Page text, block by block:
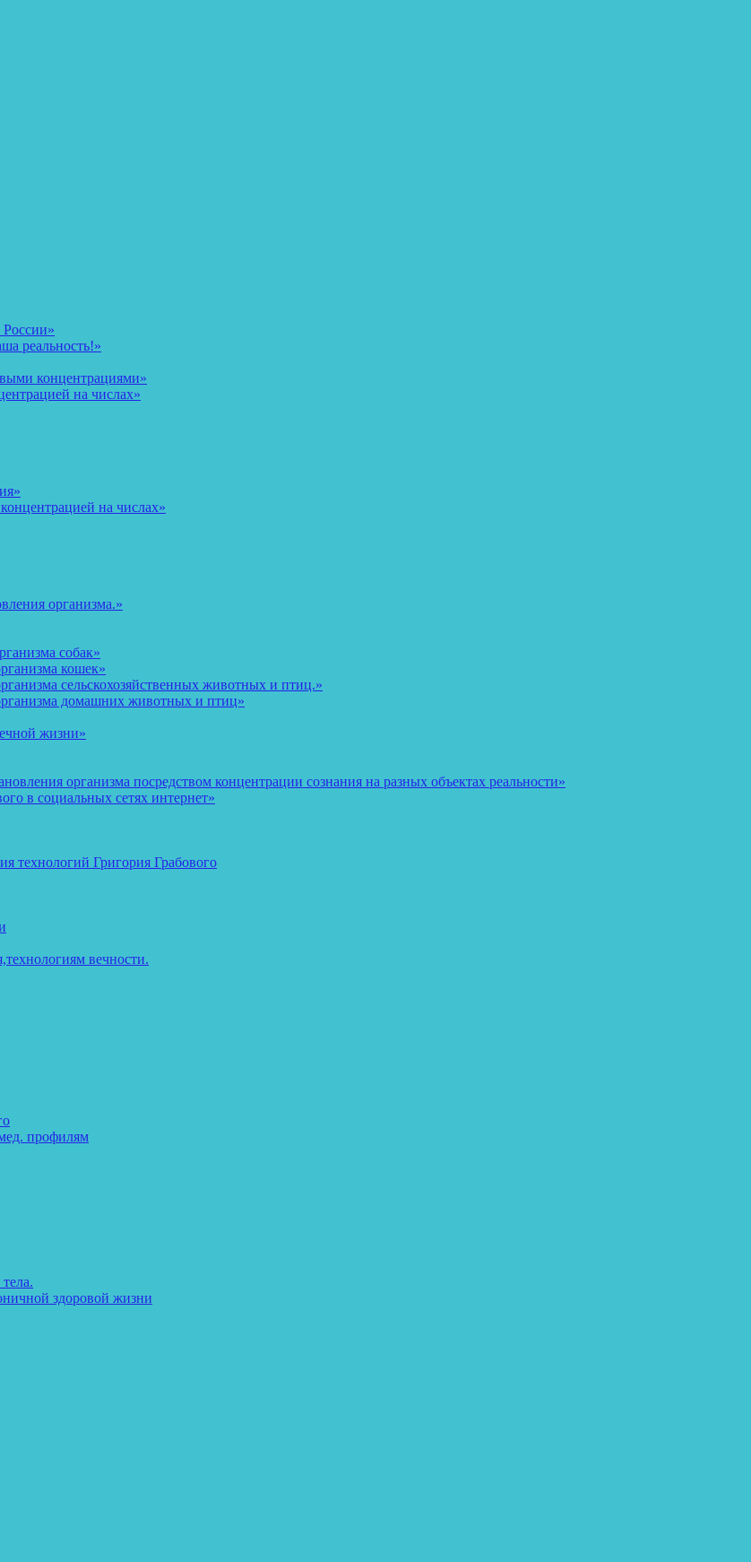
реальность!»
концентрациями»
на числах»
на числах»
организма.»
собак»
кошек»
сельскохозяйственных животных и птиц.»
домашних животных и птиц»
жизни»
организма посредством концентрации сознания на разных объектах реальности»
в социальных сетях интернет»
технологий Григория Грабового
вечности.
профилям
здоровой жизни